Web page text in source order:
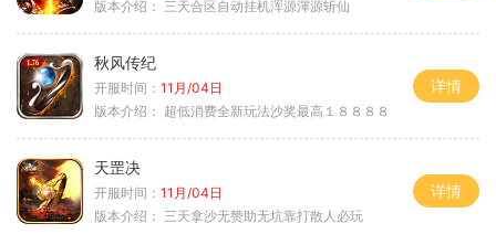
版本介绍： 三天合区自动挂机浑源渾源斩仙
秋风传纪
开服时间： 11月/04日
版本介绍： 超低消费全新玩法沙奖最高１８８８８
详情
天罡决
开服时间： 11月/04日
版本介绍： 三天拿沙无赞助无坑靠打散人必玩
详情